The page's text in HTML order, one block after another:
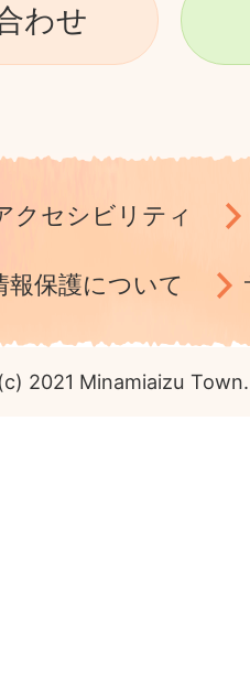
わせ
クセシビリティ
報保護について
2021 Minamiaizu